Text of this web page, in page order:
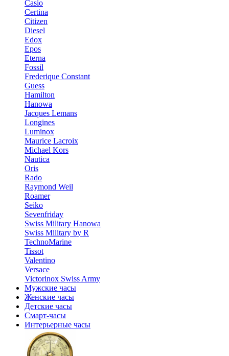
Casio
Certina
Citizen
Diesel
Edox
Epos
Eterna
Fossil
Frederique Constant
Guess
Hamilton
Hanowa
Jacques Lemans
Longines
Luminox
Maurice Lacroix
Michael Kors
Nautica
Oris
Rado
Raymond Weil
Roamer
Seiko
Sevenfriday
Swiss Military Hanowa
Swiss Military by R
TechnoMarine
Tissot
Valentino
Versace
Victorinox Swiss Army
Мужские часы
Женские часы
Детские часы
Смарт-часы
Интерьерные часы